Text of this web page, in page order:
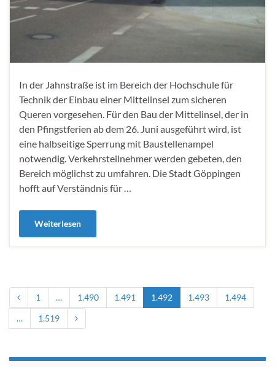
In der Jahnstraße ist im Bereich der Hochschule für
Technik der Einbau einer Mittelinsel zum sicheren
Queren vorgesehen. Für den Bau der Mittelinsel, der in
den Pfingstferien ab dem 26. Juni ausgeführt wird, ist
eine halbseitige Sperrung mit Baustellenampel
notwendig. Verkehrsteilnehmer werden gebeten, den
Bereich möglichst zu umfahren. Die Stadt Göppingen
hofft auf Verständnis für …
Weiterlesen
1 … 1.490 1.491 1.492 1.493
1.494
…
1.519